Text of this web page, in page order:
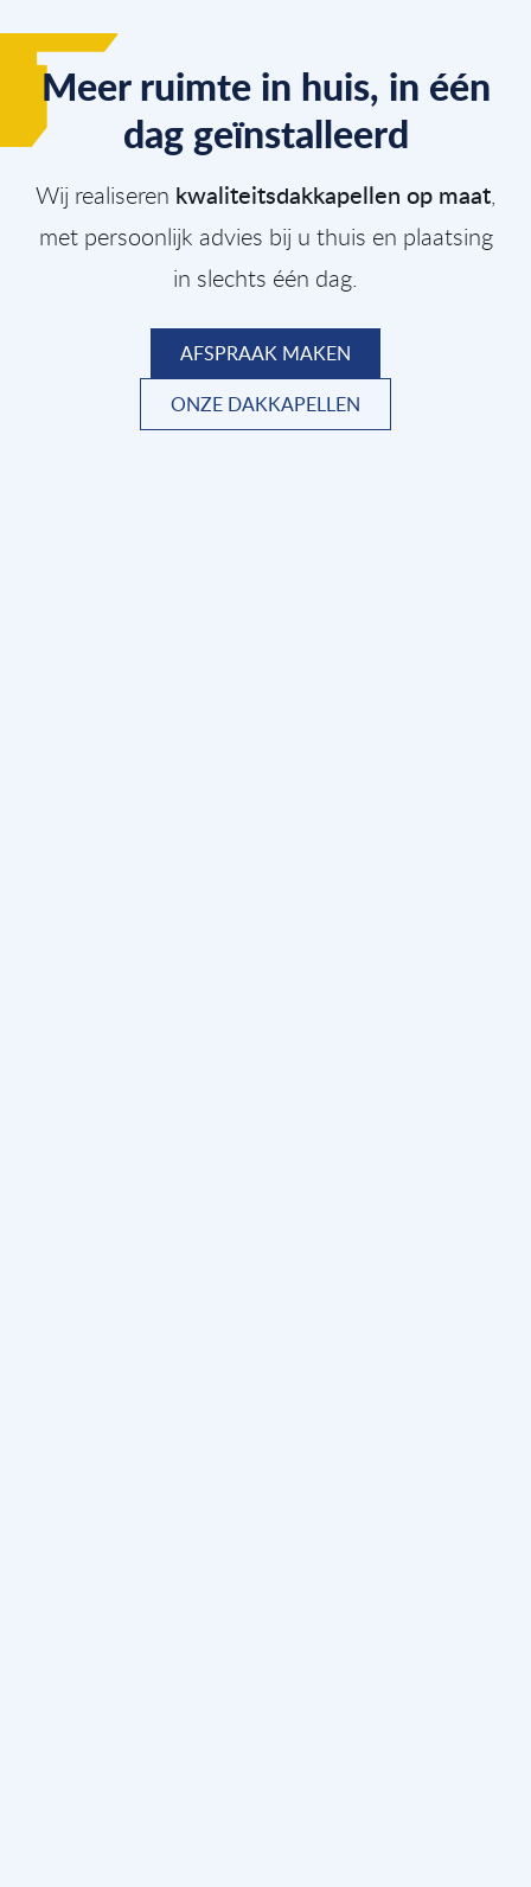
Meer ruimte in huis, in één
dag geïnstalleerd
Wij realiseren kwaliteitsdakkapellen op maat,
met persoonlijk advies bij u thuis en plaatsing
in slechts één dag.
AFSPRAAK MAKEN
ONZE DAKKAPELLEN